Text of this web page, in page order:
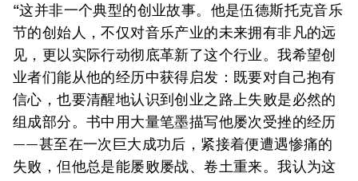
“这并非一个典型的创业故事。他是伍德斯托克音乐
节的创始人，不仅对音乐产业的未来拥有非凡的远
见，更以实际行动彻底革新了这个行业。我希望创
业者们能从他的经历中获得启发：既要对自己抱有
信心，也要清醒地认识到创业之路上失败是必然的
组成部分。书中用大量笔墨描写他屡次受挫的经历
——甚至在一次巨大成功后，紧接着便遭遇惨痛的
失败，但他总是能屡败屡战、卷土重来。我认为这